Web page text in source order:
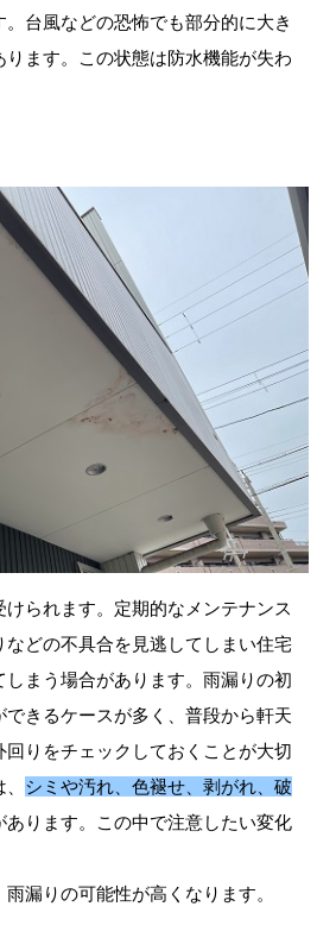
台風などの恐怖でも部分的に大き
ります。この状態は防水機能が失わ
られます。定期的なメンテナンス
などの不具合を見逃してしまい住宅
まう場合があります。雨漏りの初
きるケースが多く、普段から軒天
りをチェックしておくことが大切
シミや汚れ、色褪せ、剥がれ、破
あります。
この中で注意したい変化
漏りの可能性が高くなります。